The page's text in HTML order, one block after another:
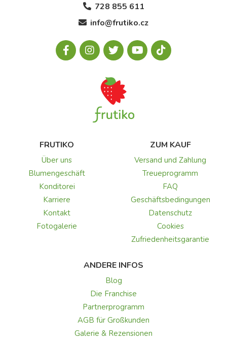
728 855 611
info@frutiko.cz
FRUTIKO
Über uns
Blumengeschäft
Konditorei
Karriere
Kontakt
Fotogalerie
ZUM KAUF
Versand und Zahlung
Treueprogramm
FAQ
Geschäftsbedingungen
Datenschutz
Cookies
Zufriedenheitsgarantie
ANDERE INFOS
Blog
Die Franchise
Partnerprogramm
AGB für Großkunden
Galerie & Rezensionen